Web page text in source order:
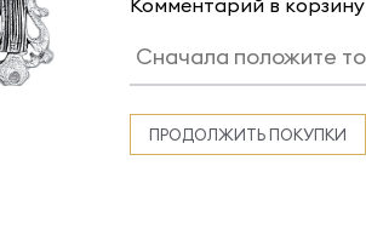
Комментарий в корзину
ПРОДОЛЖИТЬ ПОКУПКИ